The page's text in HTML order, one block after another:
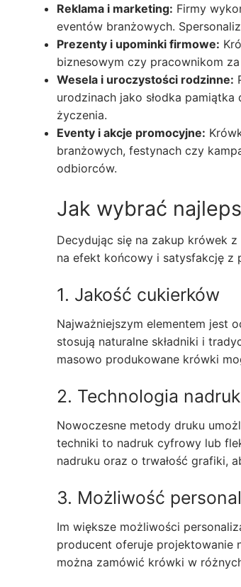
Reklama i marketing: Firmy
eventów branżowych.
Prezenty i upominki firmowe:
biznesowym czy pracownikom
Wesela i uroczystości rodzinne:
urodzinach jako słodka
życzenia.
Eventy i akcje promocyjne:
branżowych, festynach czy
odbiorców.
Jak wybrać
Decydując się na zakup krówek
na efekt końcowy i satysfakcję z
1. Jakość cukierków
Najważniejszym elementem jest
stosują naturalne składniki i
masowo produkowane krówki
2. Technologia
Nowoczesne metody druku
techniki to nadruk cyfrowy lub
nadruku oraz o trwałość grafiki,
3. Możliwość
Im większe możliwości
producent oferuje projektowanie
można zamówić krówki w